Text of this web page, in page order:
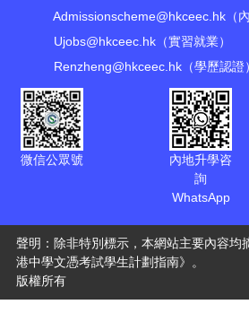
Admissionscheme@hkceec.hk（
Ujobs@hkceec.hk（實習就業）
Renzheng@hkceec.hk（學歷認證）
微信公眾號
內地升學咨
詢
WhatsApp
聲明：除非特別標示，本網站主要內容均
港中學文憑考試學生計劃指南》。
版權所有